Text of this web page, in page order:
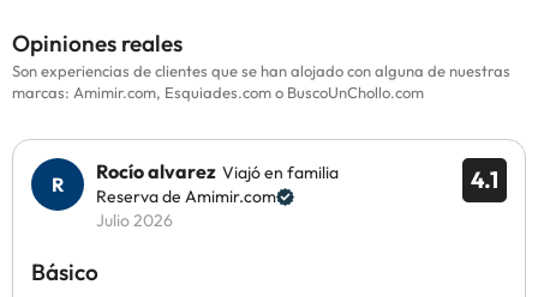
Opiniones reales
Son experiencias de clientes que se han alojado con alguna de nuestras
marcas: Amimir.com, Esquiades.com o BuscoUnChollo.com
4.1
Rocío alvarez Viajó en familia
Reserva de Amimir.com
Julio 2026
Básico